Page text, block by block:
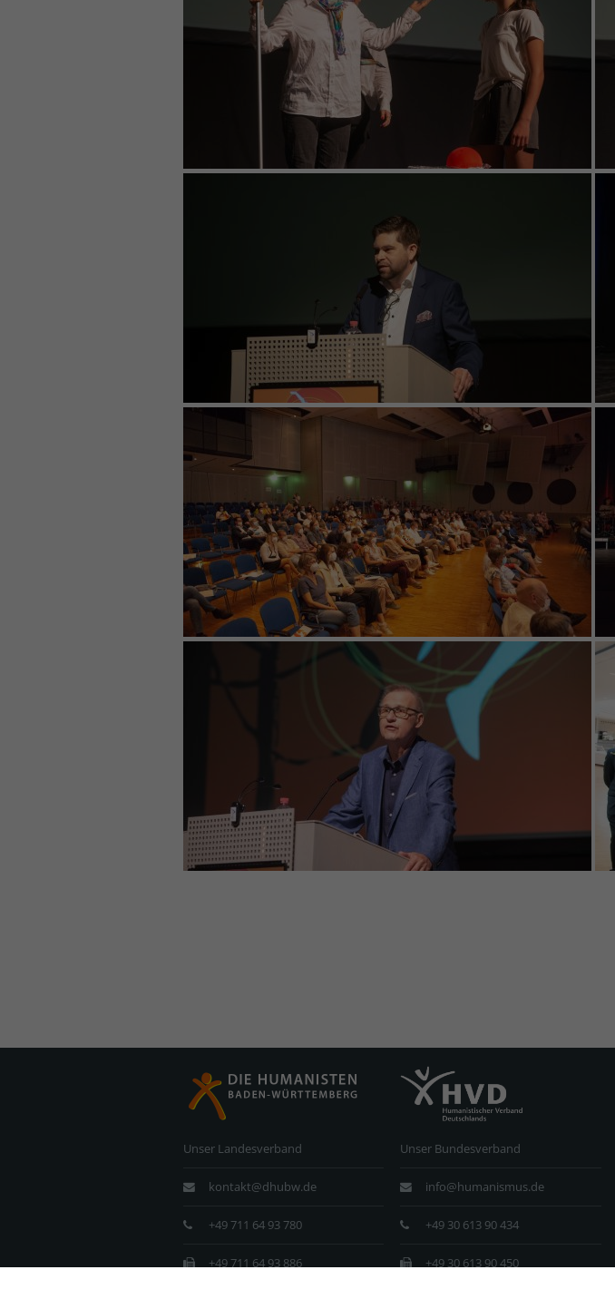
Unser Landesverband
kontakt@dhubw.de
+49 711 64 93 780
+49 711 64 93 886
Unser Bundesverband
info@humanismus.de
+49 30 613 90 434
+49 30 613 90 450